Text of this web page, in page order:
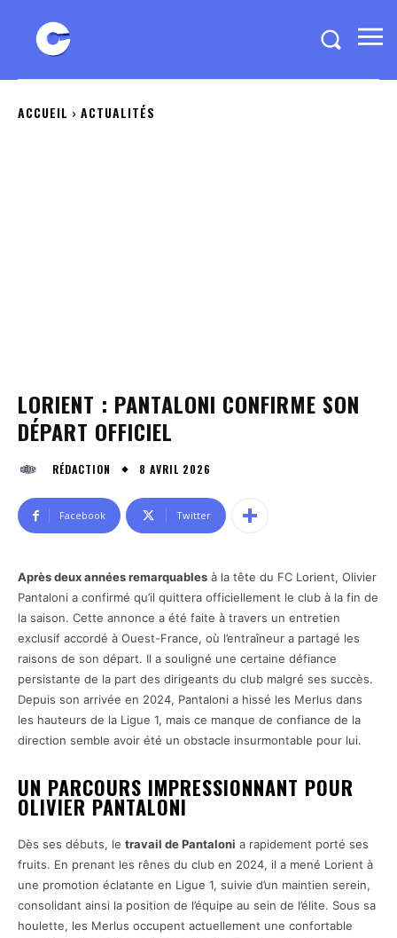
ACCUEIL ACTUALITÉS
LORIENT : PANTALONI CONFIRME SON
DÉPART OFFICIEL
RÉDACTION 8 AVRIL 2026
Facebook Twitter
Après deux années remarquables à la tête du FC Lorient, Olivier
Pantaloni a confirmé qu’il quittera officiellement le club à la fin de
la saison. Cette annonce a été faite à travers un entretien
exclusif accordé à Ouest-France, où l’entraîneur a partagé les
raisons de son départ. Il a souligné une certaine défiance
persistante de la part des dirigeants du club malgré ses succès.
Depuis son arrivée en 2024, Pantaloni a hissé les Merlus dans
les hauteurs de la Ligue 1, mais ce manque de confiance de la
direction semble avoir été un obstacle insurmontable pour lui.
UN PARCOURS IMPRESSIONNANT POUR
OLIVIER PANTALONI
Dès ses débuts, le travail de Pantaloni a rapidement porté ses
fruits. En prenant les rênes du club en 2024, il a mené Lorient à
une promotion éclatante en Ligue 1, suivie d’un maintien serein,
consolidant ainsi la position de l’équipe au sein de l’élite. Sous sa
houlette, les Merlus occupent actuellement une confortable